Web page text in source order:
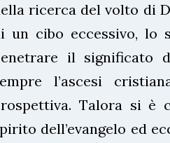
ricerca del volto di
un cibo eccessivo,
il significato
l’ascesi
Talora si è
dell’evangelo ed